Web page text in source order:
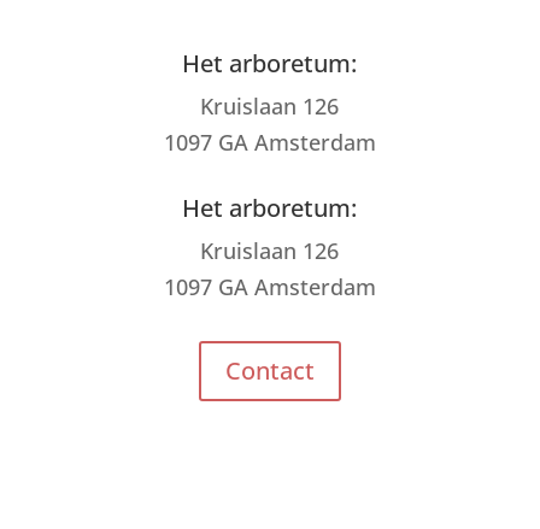
Het arboretum:
Kruislaan 126
1097 GA Amsterdam
Het arboretum:
Kruislaan 126
1097 GA Amsterdam
Contact